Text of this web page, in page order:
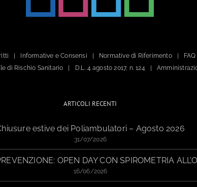
Informative e Consensi Normative di Riferimento FAQ
di Rischio Sanitario
D.L. 4 agosto 2017, n. 124
ARTICOLI RECENTI
estive dei Poliambulatori – Agosto 2026
31/07/2026
OPEN DAY CON SPIROMETRIA
16/06/2026